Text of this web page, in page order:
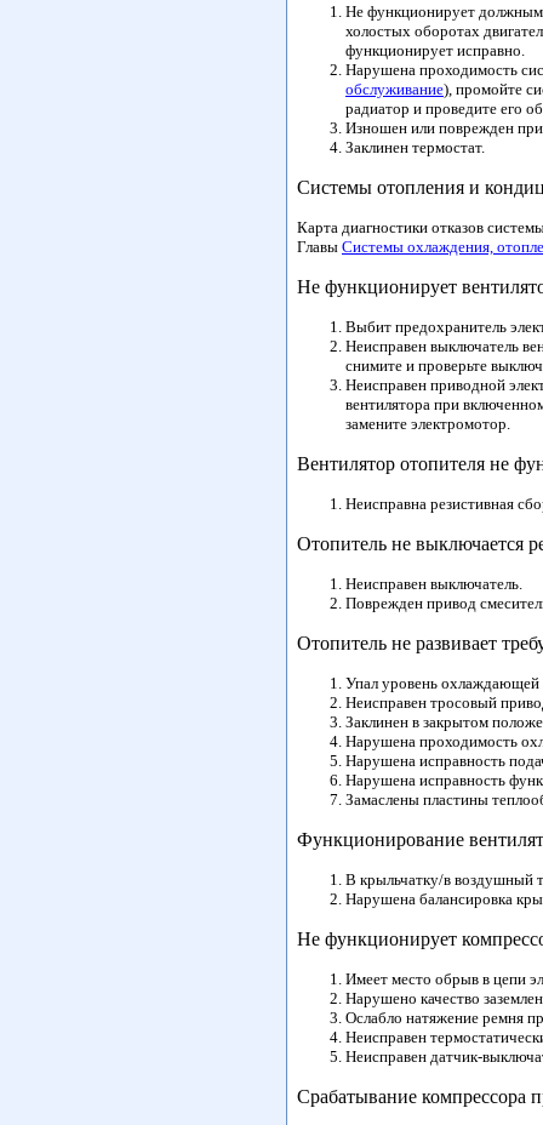
Не функционирует
холостых оборотах
функционирует исправно.
Нарушена проходимость
обслуживание), промойте
радиатор и проведите его
Изношен или поврежден
Заклинен термостат.
Системы отопления и
Карта диагностики отказов
Главы Системы охлаждения,
Не функционирует
Выбит предохранитель
Неисправен выключатель
снимите и проверьте
Неисправен приводной
вентилятора при
замените электромотор.
Вентилятор отопителя не
Неисправна резистивная
Отопитель не выключается
Неисправен выключатель.
Поврежден привод
Отопитель не развивает
Упал уровень охлаждающей
Неисправен тросовый
Заклинен в закрытом
Нарушена проходимость
Нарушена исправность
Нарушена исправность
Замаслены пластины
Функционирование
В крыльчатку/в воздушный
Нарушена балансировка
Не функционирует
Имеет место обрыв в цепи
Нарушено качество
Ослабло натяжение ремня
Неисправен
Неисправен датчик-
Срабатывание компрессора